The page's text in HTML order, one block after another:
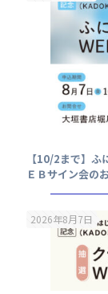
【10/2まで】
ＥＢサイン会の
2026年8月7日